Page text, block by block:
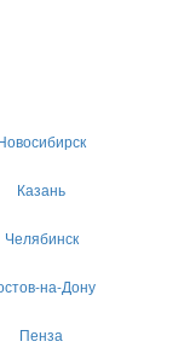
Казань
Челябинск
на-Дону
Пенза